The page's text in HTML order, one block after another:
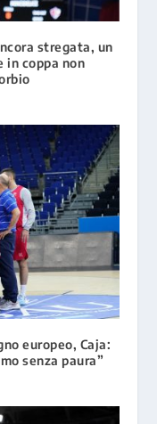
stregata, un
in coppa non
europeo, Caja:
senza paura”